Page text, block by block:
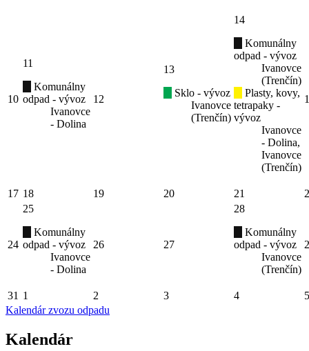
10
11
Komunálny
odpad - vývoz
Ivanovce
- Dolina
12
13
Sklo - vývoz
Ivanovce
(Trenčín)
14
Komunálny
odpad - vývoz
Ivanovce
(Trenčín)
Plasty, kovy,
tetrapaky -
vývoz
Ivanovce
- Dolina,
Ivanovce
(Trenčín)
17 18 19 20 21
24
25
Komunálny
odpad - vývoz
Ivanovce
- Dolina
26 27
28
Komunálny
odpad - vývoz
Ivanovce
(Trenčín)
31 1 2 3 4
5
Kalendár zvozu odpadu
Kalendár